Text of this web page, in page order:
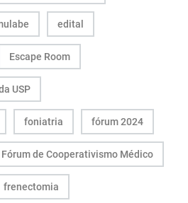
edital
Escape Room
USP
foniatria fórum 2024
Fórum de Cooperativismo Médico
frenectomia